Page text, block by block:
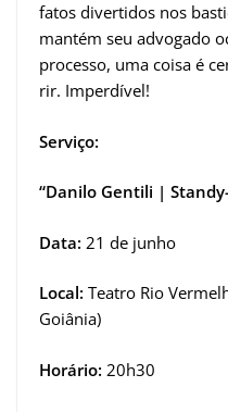
fatos divertidos nos
mantém seu advogado
processo, uma coisa é
rir. Imperdível!
Serviço:
“Danilo Gentili |
Data: 21 de junho
Local: Teatro Rio
Goiânia)
Horário: 20h30